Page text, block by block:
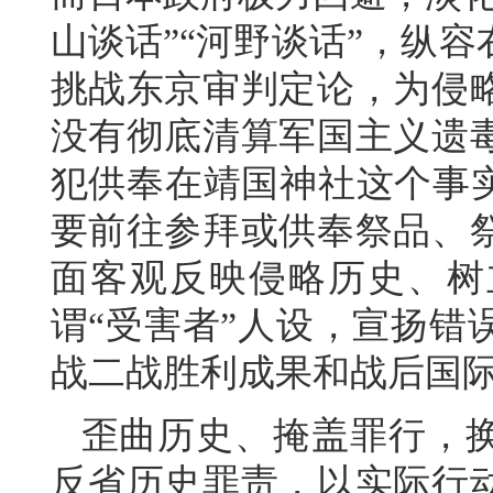
山谈话”“河野谈话”，纵
挑战东京审判定论，为侵
没有彻底清算军国主义遗
犯供奉在靖国神社这个事
要前往参拜或供奉祭品、
面客观反映侵略历史、
谓“受害者”人设，宣扬错
战二战胜利成果和战后国
歪曲历史、掩盖罪行，
反省历史罪责，以实际行